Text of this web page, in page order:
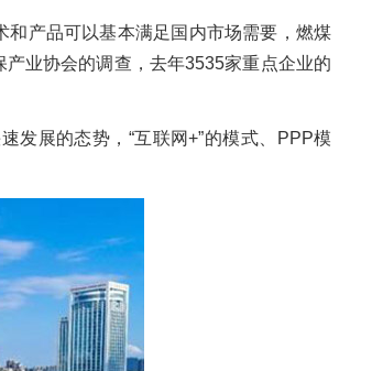
产品可以基本满足国内市场需要，燃煤
业协会的调查，去年3535家重点企业的
发展的态势，“互联网+”的模式、PPP模